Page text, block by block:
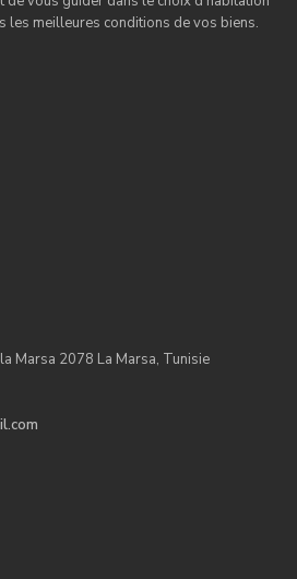
les meilleures conditions de vos biens.
Marsa 2078 La Marsa, Tunisie